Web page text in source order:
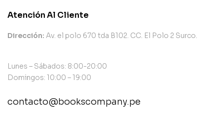
Atención Al Cliente
Dirección: Av. el polo 670 tda B102. CC. El Polo 2 Surco.
Lunes – Sábados: 8:00-20:00
Domingos: 10:00 – 19:00
contacto@bookscompany.pe